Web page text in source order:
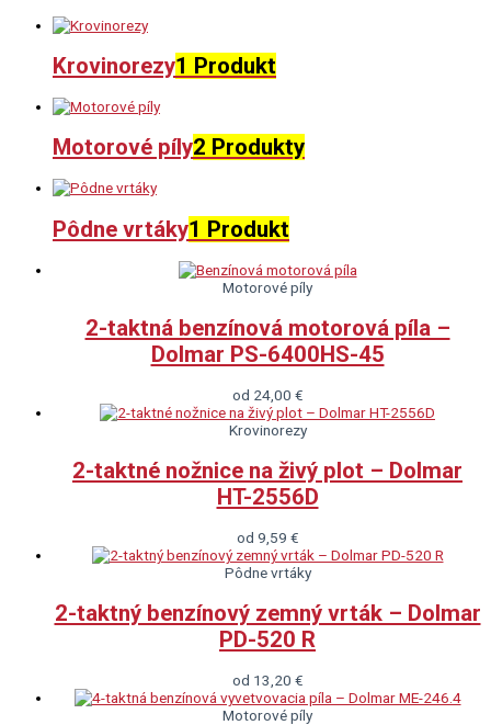
Krovinorezy1 Produkt
Motorové píly2 Produkty
Pôdne vrtáky1 Produkt
Motorové píly
2-taktná benzínová motorová píla –
Dolmar PS-6400HS-45
od 24,00 €
Krovinorezy
2-taktné nožnice na živý plot – Dolmar
HT-2556D
od 9,59 €
Pôdne vrtáky
2-taktný benzínový zemný vrták – Dolmar
PD-520 R
od 13,20 €
Motorové píly